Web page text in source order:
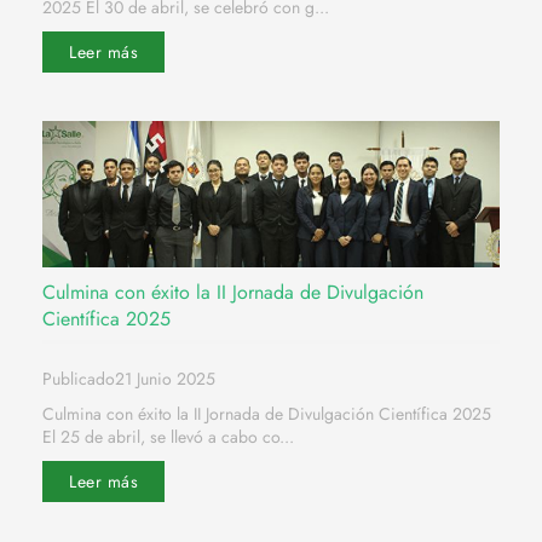
2025 El 30 de abril, se celebró con g...
Leer más
Culmina con éxito la II Jornada de Divulgación
Científica 2025
Publicado21 Junio 2025
Culmina con éxito la II Jornada de Divulgación Científica 2025
El 25 de abril, se llevó a cabo co...
Leer más